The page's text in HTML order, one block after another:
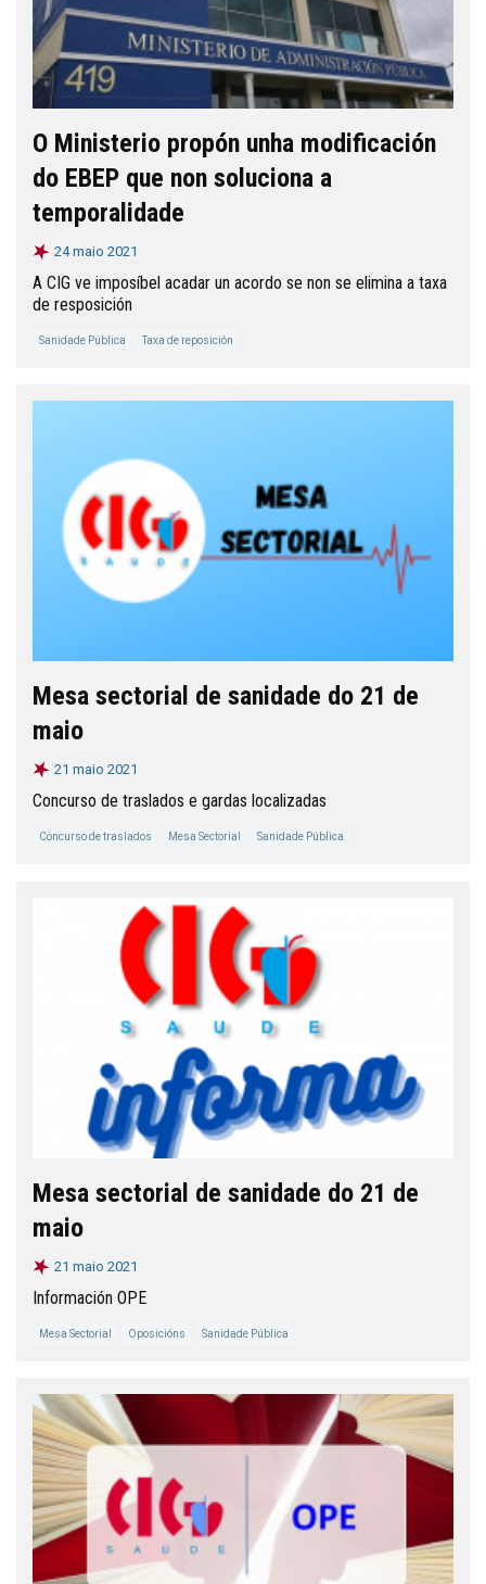
O Ministerio propón unha modificación
do EBEP que non soluciona a
temporalidade
24 maio 2021
A CIG ve imposíbel acadar un acordo se non se elimina a taxa
de resposición
Sanidade Pública Taxa de reposición
Mesa sectorial de sanidade do 21 de
maio
21 maio 2021
Concurso de traslados e gardas localizadas
Concurso de traslados Mesa Sectorial Sanidade Pública
Mesa sectorial de sanidade do 21 de
maio
21 maio 2021
Información OPE
Mesa Sectorial Oposicións Sanidade Pública